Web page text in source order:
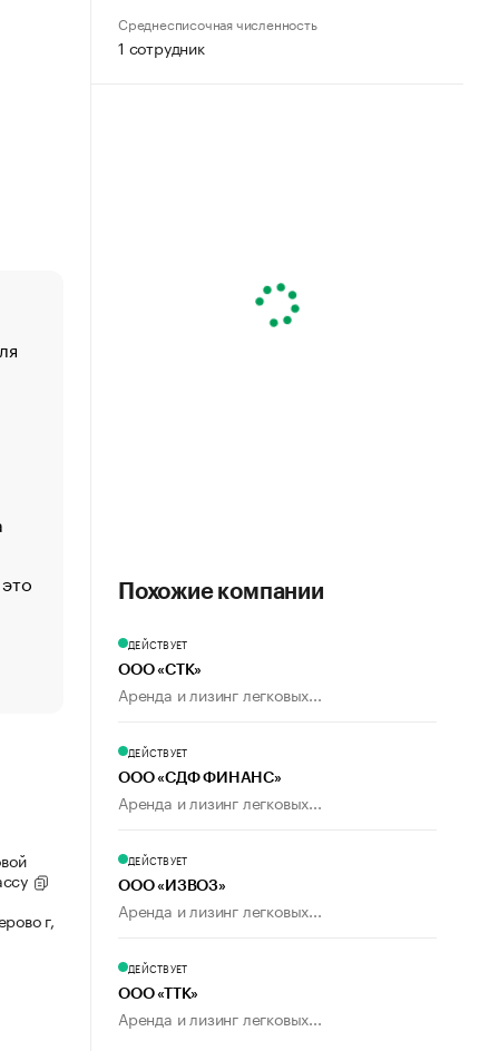
Стресс обеспеченных людей: почему рост доходов
Что обвинения против Павла Дурова значат для
пользователей
г,
Среднесписочная численность
1 сотрудник
Похожие компании
ДЕЙСТВУЕТ
ООО «СТК»
Аренда и лизинг легковых...
ДЕЙСТВУЕТ
ООО «СДФ ФИНАНС»
Аренда и лизинг легковых...
ДЕЙСТВУЕТ
ООО «ИЗВОЗ»
Аренда и лизинг легковых...
ДЕЙСТВУЕТ
ООО «ТТК»
Аренда и лизинг легковых...